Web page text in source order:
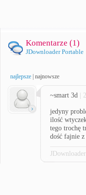
Komentarze (1)
JDownloader Portable
najlepsze najnowsze
~smart 3d |
jedyny
ilość
tego trochę
dość fajnie